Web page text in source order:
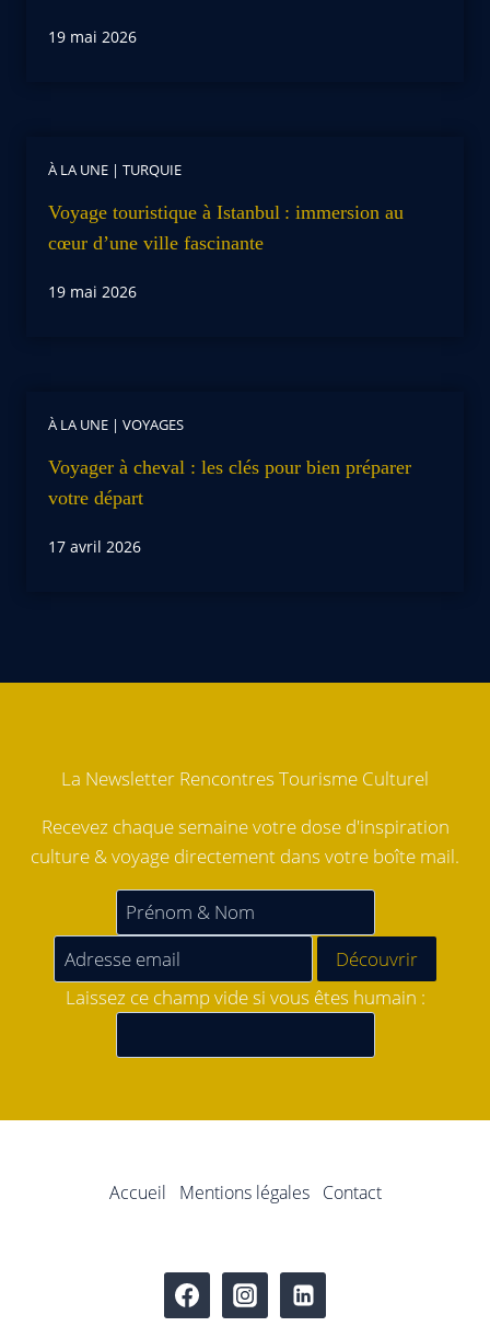
19 mai 2026
À LA UNE | TURQUIE
Voyage touristique à Istanbul : immersion au
cœur d’une ville fascinante
19 mai 2026
À LA UNE | VOYAGES
Voyager à cheval : les clés pour bien préparer
votre départ
17 avril 2026
La Newsletter Rencontres Tourisme Culturel
Recevez chaque semaine votre dose d'inspiration
culture & voyage directement dans votre boîte mail.
Laissez ce champ vide si vous êtes humain :
Accueil Mentions légales Contact